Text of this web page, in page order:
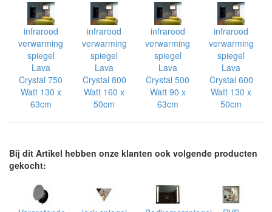
infrarood
verwarming
spiegel
Lava
Crystal 750
Watt 130 x
63cm
infrarood
verwarming
spiegel
Lava
Crystal 800
Watt 160 x
50cm
infrarood
verwarming
spiegel
Lava
Crystal 500
Watt 90 x
63cm
infrarood
verwarming
spiegel
Lava
Crystal 600
Watt 130 x
50cm
Bij dit Artikel hebben onze klanten ook volgende producten
gekocht: